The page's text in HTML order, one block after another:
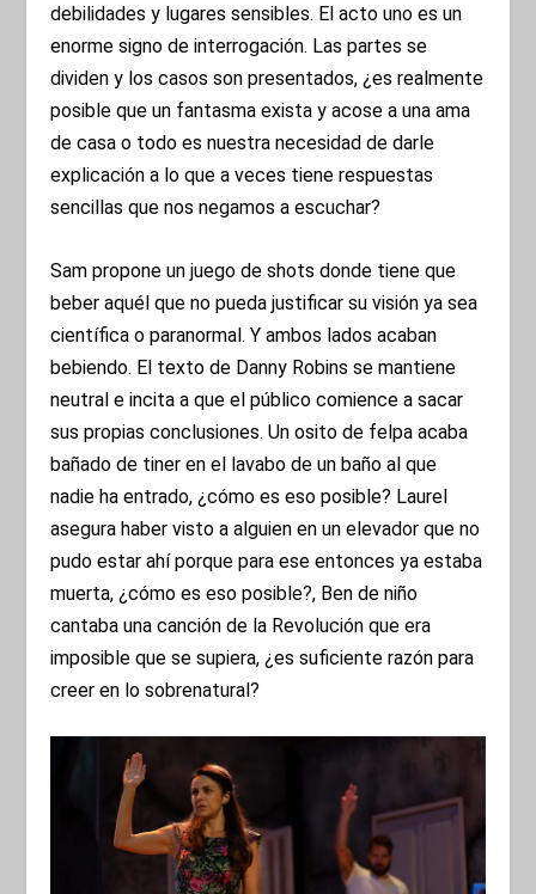
debilidades y lugares sensibles. El acto uno es un
enorme signo de interrogación. Las partes se
dividen y los casos son presentados, ¿es realmente
posible que un fantasma exista y acose a una ama
de casa o todo es nuestra necesidad de darle
explicación a lo que a veces tiene respuestas
sencillas que nos negamos a escuchar?
Sam propone un juego de shots donde tiene que
beber aquél que no pueda justificar su visión ya sea
científica o paranormal. Y ambos lados acaban
bebiendo. El texto de Danny Robins se mantiene
neutral e incita a que el público comience a sacar
sus propias conclusiones. Un osito de felpa acaba
bañado de tiner en el lavabo de un baño al que
nadie ha entrado, ¿cómo es eso posible? Laurel
asegura haber visto a alguien en un elevador que no
pudo estar ahí porque para ese entonces ya estaba
muerta, ¿cómo es eso posible?, Ben de niño
cantaba una canción de la Revolución que era
imposible que se supiera, ¿es suficiente razón para
creer en lo sobrenatural?